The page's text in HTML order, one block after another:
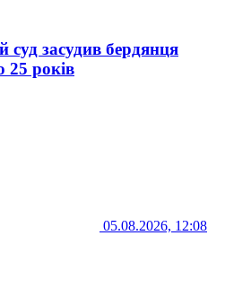
суд засудив бердянця
25 років
05.08.2026, 12:08